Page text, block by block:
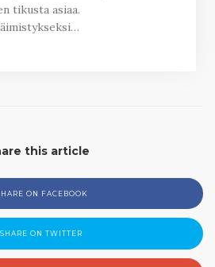
tikusta asiaa.
this article
ON FACEBOOK
SHARE ON TWITTER